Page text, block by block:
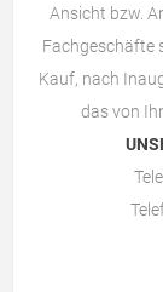
Ansicht bzw.
Fachgeschäfte
Kauf, nach
das von